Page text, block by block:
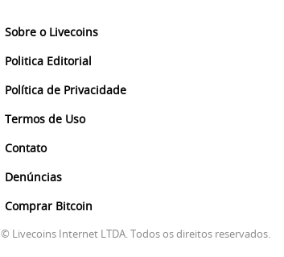
Sobre o Livecoins
Politica Editorial
Política de Privacidade
Termos de Uso
Contato
Denúncias
Comprar Bitcoin
© Livecoins Internet LTDA. Todos os direitos reservados.